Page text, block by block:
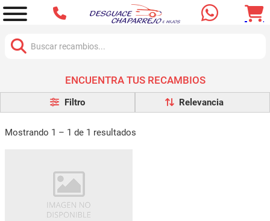
ENCUENTRA TUS RECAMBIOS
Filtro
Mostrando 1 – 1 de 1 resultados